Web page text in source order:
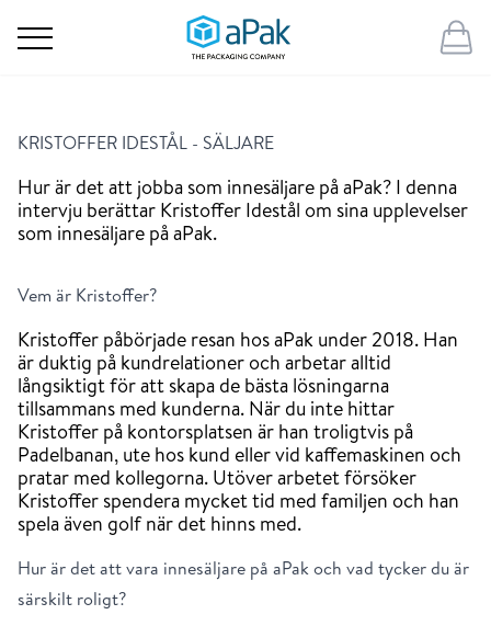
KRISTOFFER IDESTÅL - SÄLJARE
Hur är det att jobba som innesäljare på aPak? I denna
intervju berättar Kristoffer Idestål om sina upplevelser
som innesäljare på aPak.
Vem är Kristoffer?
Kristoffer påbörjade resan hos aPak under 2018. Han
är duktig på kundrelationer och arbetar alltid
långsiktigt för att skapa de bästa lösningarna
tillsammans med kunderna. När du inte hittar
Kristoffer på kontorsplatsen är han troligtvis på
Padelbanan, ute hos kund eller vid kaffemaskinen och
pratar med kollegorna. Utöver arbetet försöker
Kristoffer spendera mycket tid med familjen och han
spela även golf när det hinns med.
Hur är det att vara innesäljare på aPak och vad tycker du är
särskilt roligt?